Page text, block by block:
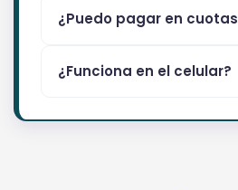
¿Puedo pagar en
¿Funciona en el celular?